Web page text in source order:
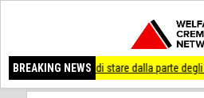
BREAKING NEWS
di stare dalla parte degli ultimi